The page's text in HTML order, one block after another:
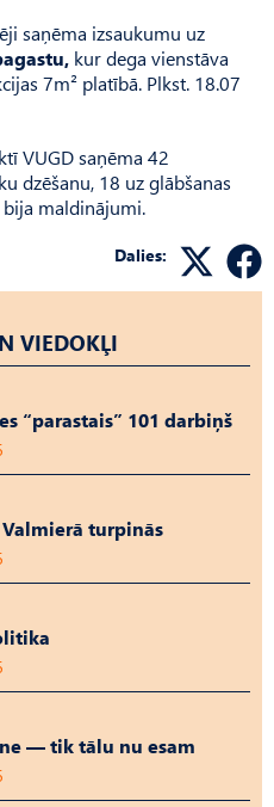
saņēma izsaukumu uz
kur dega vienstāva
7m² platībā. Plkst. 18.07
VUGD saņēma 42
dzēšanu, 18 uz glābšanas
maldinājumi.
Dalies:
VIEDOKĻI
“parastais” 101 darbiņš
turpinās
— tik tālu nu esam